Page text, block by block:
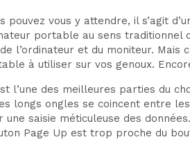
pouvez vous y attendre, il s’agit
portable au sens traditionnel
l’ordinateur et du moniteur.
à utiliser sur vos genoux.
l’une des meilleures parties du
longs ongles se coincent entre
une saisie méticuleuse des
Page Up est trop proche du